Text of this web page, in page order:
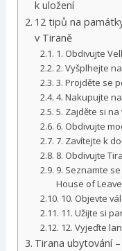
k uložení
12 tipů na
v Tiraně
1. Obdivujte
2. Vyšplhejte
3. Projděte se
4. Nakupujte
5. Zajděte si
6. Obdivujte
7. Zavítejte k
8. Obdivujte
9. Seznamte
House of
10. Objevte
11. Užijte si
12. Vyjeďte
Tirana ubytování